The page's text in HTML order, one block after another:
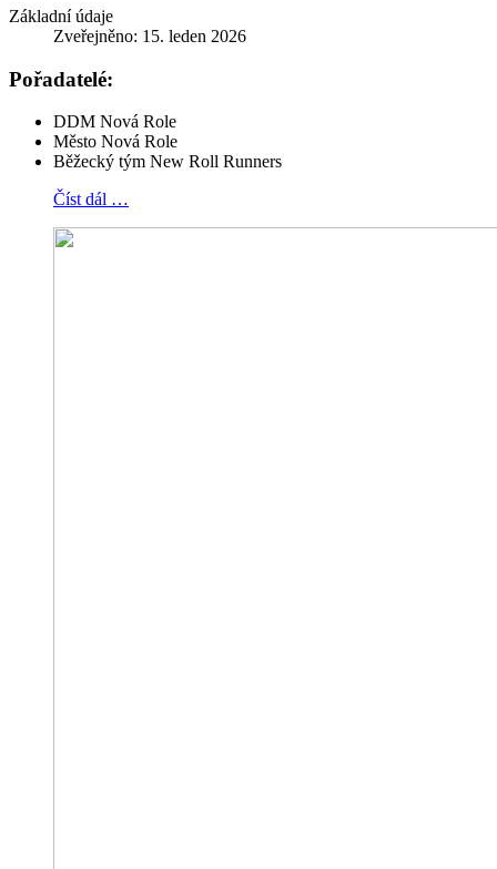
Základní údaje
Zveřejněno: 15. leden 2026
Pořadatelé:
DDM Nová Role
Město Nová Role
Běžecký tým New Roll Runners
Číst dál …